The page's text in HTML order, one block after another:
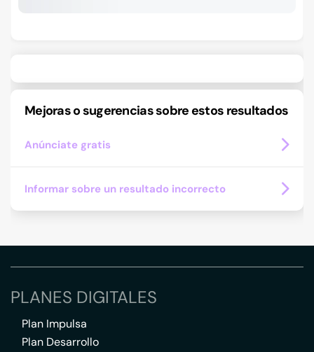
Mejoras o sugerencias sobre estos resultados
Anúnciate gratis
Informar sobre un resultado incorrecto
PLANES DIGITALES
Plan Impulsa
Plan Desarrollo